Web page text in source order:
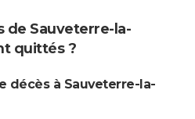
de Sauveterre-la-
quittés ?
décès à Sauveterre-la-